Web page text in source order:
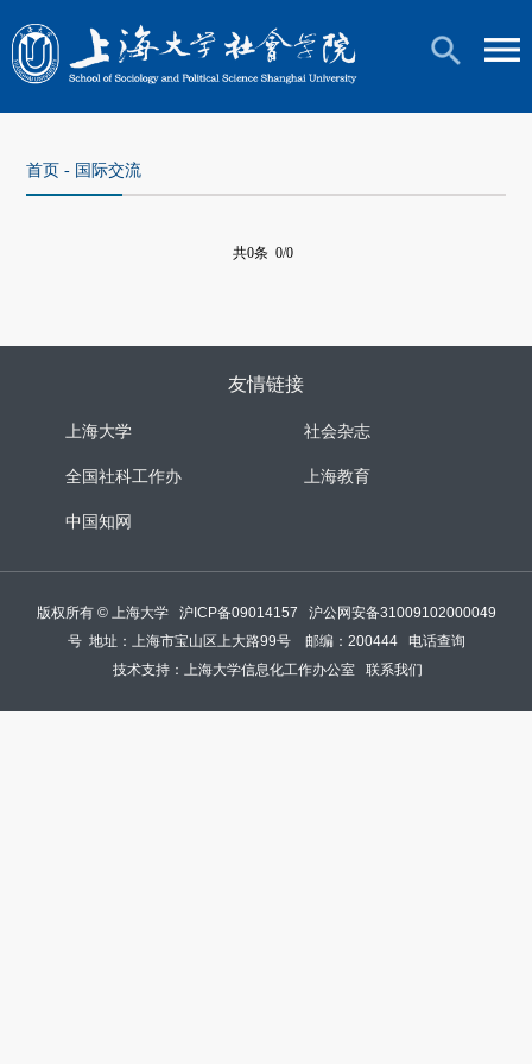
首页 - 国际交流
共0条 0/0
友情链接
上海大学 社会杂志
全国社科工作办 上海教育
中国知网
版权所有 ©上海大学 沪ICP备09014157
沪公网安备31009102000049
号地址：上海市宝山区上大路99号 邮编：200444
电话查询
技术支持： 上海大学信息化工作办公室 联系我们